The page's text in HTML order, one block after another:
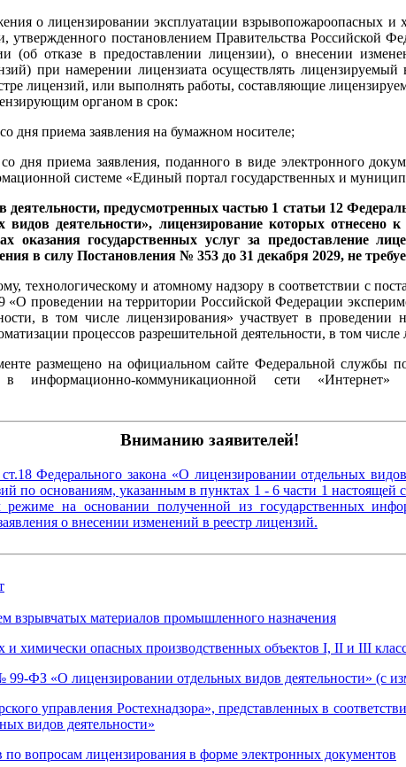
о лицензировании эксплуатации взрывопожароопасных и
утвержденного постановлением Правительства Российской
(об отказе в предоставлении лицензии), о внесении
при намерении лицензиата осуществлять лицензируемый
лицензий, или выполнять работы, составляющие
органом в срок:
дня приема заявления на бумажном носителе;
дня приема заявления, поданного в виде электронного
системе «Единый портал государственных и
предусмотренных частью 1 статьи 12
деятельности», лицензирование которых отнесено к
оказания государственных услуг за предоставление
в силу Постановления № 353 до 31 декабря 2029, не
технологическому и атомному надзору в соответствии с
проведении на территории Российской Федерации
в том числе лицензирования» участвует в проведении
процессов разрешительной деятельности, в том числе
размещено на официальном сайте Федеральной службы по
информационно-коммуникационной сети «Интернет»
Вниманию заявителей!
Федерального закона «О лицензировании отдельных
по основаниям, указанным в пунктах 1 - 6 части 1
режиме на основании полученной из государственных
о внесении изменений в реестр лицензий.
взрывчатых материалов промышленного назначения
химически опасных производственных объектов I, II и III
99-ФЗ «О лицензировании отдельных видов деятельности» (с
управления Ростехнадзора», представленных в
видов деятельности»
по вопросам лицензирования в форме электронных документов